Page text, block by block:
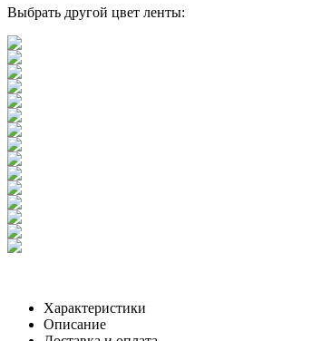
Выбрать другой цвет ленты:
Характеристики
Описание